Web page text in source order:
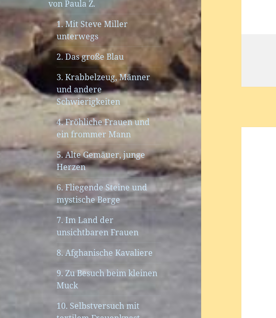
von Paula Z.
1. Mit Steve Miller
unterwegs
2. Das große Blau
3. Krabbelzeug, Männer
und andere
Schwierigkeiten
4. Fröhliche Frauen und
ein frommer Mann
5. Alte Gemäuer, junge
Herzen
6. Fliegende Steine und
mystische Berge
7. Im Land der
unsichtbaren Frauen
8. Afghanische Kavaliere
9. Zu Besuch beim kleinen
Muck
10. Selbstversuch mit